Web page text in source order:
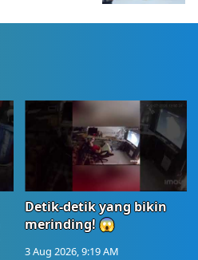
Detik-detik yang bikin
merinding! 😱
3 Aug 2026, 9:19 AM